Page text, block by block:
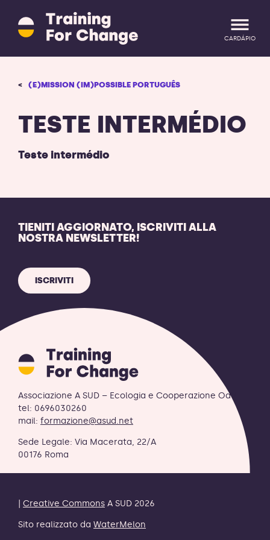
Training
for
Change
a
CARDÁPIO
(E)MISSION (IM)POSSIBLE PORTUGUÊS
TESTE INTERMÉDIO
Teste intermédio
TIENITI AGGIORNATO, ISCRIVITI ALLA
NOSTRA NEWSLETTER!
ISCRIVITI
Training
for
Change
logo
-
retornar
página
inicial
Associazione A SUD – Ecologia e Cooperazione OdV
tel: 0696030260
mail: formazione@asud.net
Sede Legale: Via Macerata, 22/A
00176 Roma
Creative Commons A SUD 2026
Sito realizzato da WaterMelon